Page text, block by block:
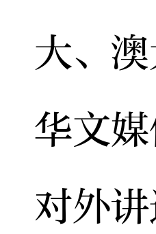
大、
华文
对外